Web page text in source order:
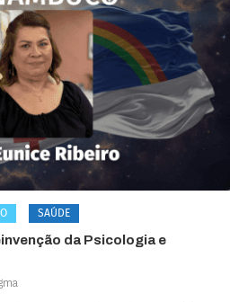
SAÚDE
da Psicologia e